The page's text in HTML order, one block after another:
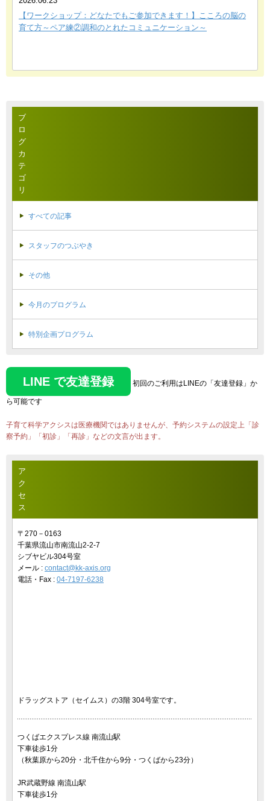
【ワークショップ：どなたでもご参加できます！】こころの脳の
育て方～ペア練②調和のとれたコミュニケーション～
ブ
ロ
グ
カ
テ
ゴ
リ
すべての記事
スタッフのつぶやき
その他
今月のプログラム
特別企画プログラム
LINE で友達登録 初回のご利用はLINEの「友達登録」か
ら可能です
子育て科学アクシスは医療機関ではありませんが、予約システムの設定上「診
察予約」「初診」「再診」などの文言が出ます。
ア
ク
セ
ス
〒270－0163
千葉県流山市南流山2-2-7
シブヤビル304号室
メール : contact@kk-axis.org
電話・Fax : 04-7197-6238
ドラッグストア（セイムス）の3階 304号室です。
つくばエクスプレス線 南流山駅
下車徒歩1分
（秋葉原から20分・北千住から9分・つくばから23分）
JR武蔵野線 南流山駅
下車徒歩1分